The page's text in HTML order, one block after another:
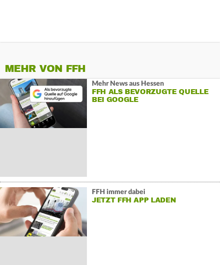
MEHR VON FFH
Mehr News aus Hessen
FFH ALS BEVORZUGTE QUELLE
BEI GOOGLE
FFH immer dabei
JETZT FFH APP LADEN